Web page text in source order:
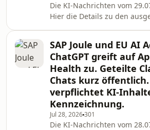
Die KI-Nachrichten vom
Hier die Details zu den
nur Datenzentren versorgen
https://www.heise.de/news/
Regen-Emissionsgrenzen-
nicht-fuer-US-Kraftwerke-
11381087.html?
Anthropics KI-Modell Mythos
findet S
SAP Joule und EU AI
ChatGPT greift auf
Health zu. Geteilte
Chats kurz öffentlich.
verpflichtet KI-
Kennzeichnung.
Jul 28, 2026301
Die KI-Nachrichten vom